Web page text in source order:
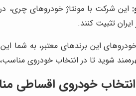
این شرکت با مونتاژ خودروهای چری،
ایران تثبیت کنند.
این برندهای معتبر، به شما
شوید تا در انتخاب خودروی مناسب،
خودروی اقساطی